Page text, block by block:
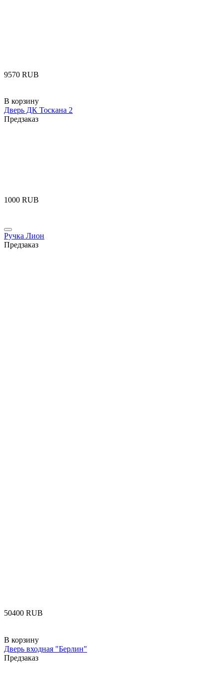
‍9570‍ RUB
В корзину
Дверь ДК Тоскана 2
Предзаказ
‍1000‍ RUB
Ручка Лион
Предзаказ
‍50400‍ RUB
В корзину
Дверь входная "Берлин"
Предзаказ